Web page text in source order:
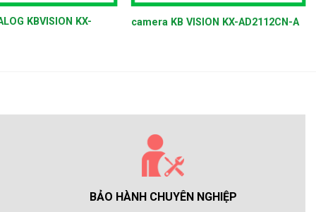
KBVISION KX- camera KB VISION KX-AD2112CN-A
BẢO HÀNH CHUYÊN NGHIỆP